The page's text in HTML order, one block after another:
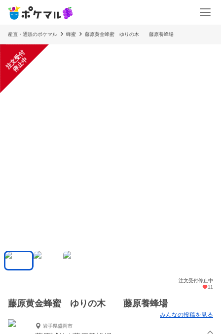
産直・通販のポケマル 蜂蜜 藤原黄金蜂蜜 ゆりの木 藤原養蜂場
注
文
受
付
停
止
中
注文受付停止中
11
藤原黄金蜂蜜 ゆりの木 藤原養蜂場
みんなの投稿を見る
岩手県盛岡市